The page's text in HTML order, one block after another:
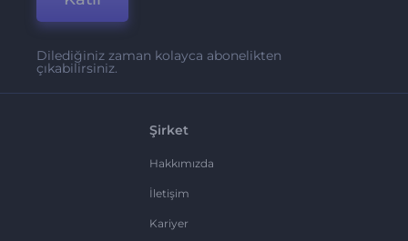
Dilediğiniz zaman kolayca abonelikten
çıkabilirsiniz.
Şirket
Hakkımızda
İletişim
Kariyer